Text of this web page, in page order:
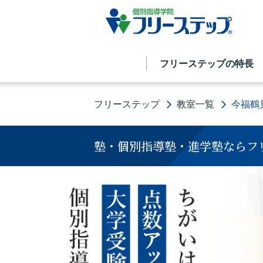
フリーステップの特長
フリーステップ 教室一覧 今福鶴
塾・個別指導塾・進学塾ならフ